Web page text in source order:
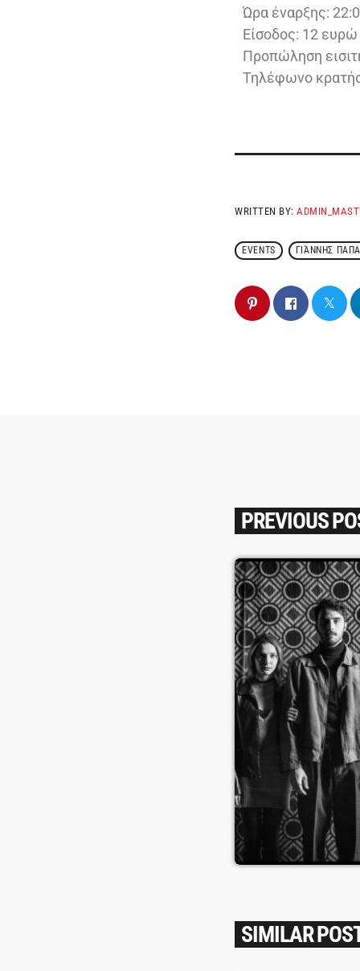
Ώρα έναρξης:
Eίσοδος: 12 ευρώ
Προπώληση
Τηλέφωνο
WRITTEN BY:
EVENTS ΓΙΆΝΝΗΣ
PREVIOUS
SIMILAR